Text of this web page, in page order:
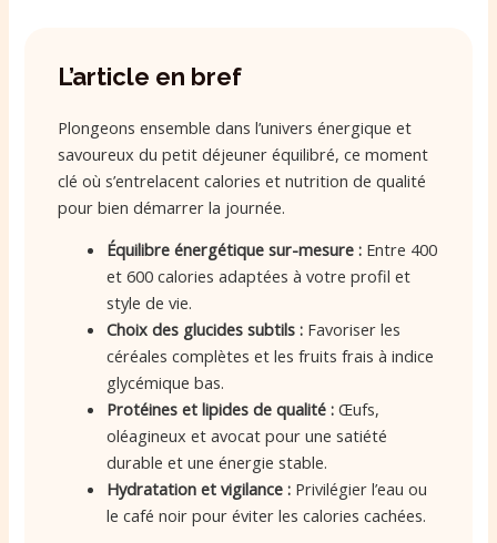
L’article en bref
Plongeons ensemble dans l’univers énergique et
savoureux du petit déjeuner équilibré, ce moment
clé où s’entrelacent calories et nutrition de qualité
pour bien démarrer la journée.
Équilibre énergétique sur-mesure : Entre 400
et 600 calories adaptées à votre profil et
style de vie.
Choix des glucides subtils : Favoriser les
céréales complètes et les fruits frais à indice
glycémique bas.
Protéines et lipides de qualité : Œufs,
oléagineux et avocat pour une satiété
durable et une énergie stable.
Hydratation et vigilance : Privilégier l’eau ou
le café noir pour éviter les calories cachées.